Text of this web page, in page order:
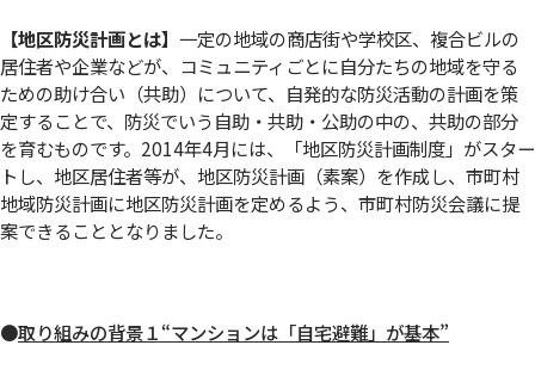
【地区防災計画とは】 一定の地域の商店街や学校区、複合ビルの
居住者や企業などが、コミュニティごとに自分たちの地域を守る
ための助け合い（共助）について、自発的な防災活動の計画を策
定することで、防災でいう自助・共助・公助の中の、共助の部分
を育むものです。2014年4月には、「地区防災計画制度」がスター
トし、地区居住者等が、地区防災計画（素案）を作成し、市町村
地域防災計画に地区防災計画を定めるよう、市町村防災会議に提
案できることとなりました。
●取り組みの背景１“マンションは「自宅避難」が基本”